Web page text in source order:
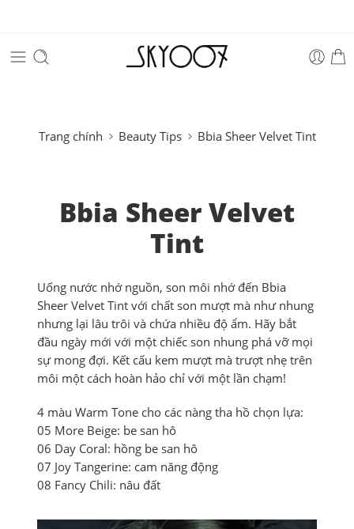
Trang chính Beauty Tips Bbia Sheer Velvet Tint
Bbia Sheer Velvet
Tint
Uống nước nhớ nguồn, son môi nhớ đến Bbia
Sheer Velvet Tint với chất son mượt mà như nhung
nhưng lại lâu trôi và chứa nhiều độ ẩm. Hãy bắt
đầu ngày mới với một chiếc son nhung phá vỡ mọi
sự mong đợi. Kết cấu kem mượt mà trượt nhẹ trên
môi một cách hoàn hảo chỉ với một lần chạm!
4 màu Warm Tone cho các nàng tha hồ chọn lựa:
05 More Beige: be san hô
06 Day Coral: hồng be san hô
07 Joy Tangerine: cam năng động
08 Fancy Chili: nâu đất